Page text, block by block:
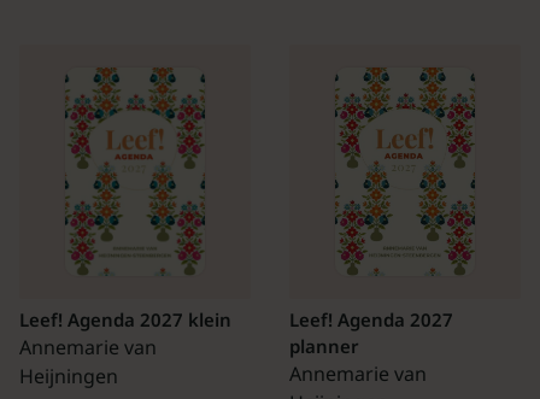
Leef! Agenda 2027 klein
Annemarie van
Heijningen
Leef! Agenda 2027
planner
Annemarie van